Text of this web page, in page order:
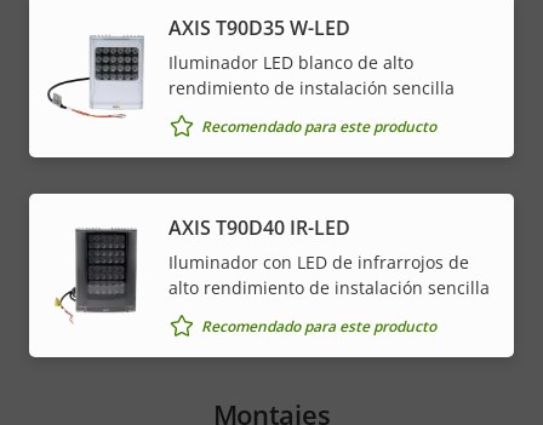
AXIS T90D35 W-LED
Iluminador LED blanco de alto
rendimiento de instalación sencilla
Recomendado para este producto
AXIS T90D40 IR-LED
Iluminador con LED de infrarrojos de
alto rendimiento de instalación sencilla
Recomendado para este producto
Montajes